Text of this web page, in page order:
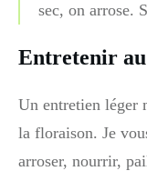
sec, on arrose.
Entretenir au
Un entretien léger
la floraison. Je
arroser, nourrir,